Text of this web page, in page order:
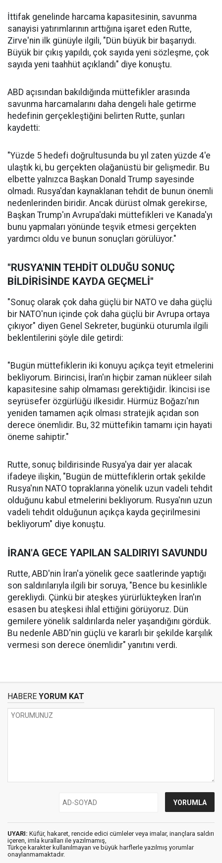
İttifak genelinde harcama kapasitesinin, savunma
sanayisi yatırımlarının arttığına işaret eden Rutte,
Zirve'nin ilk günüyle ilgili, "Dün büyük bir başarıydı.
Büyük bir çıkış yapıldı, çok sayıda yeni sözleşme, çok
sayıda yeni taahhüt açıklandı" diye konuştu.
ABD açısından bakıldığında müttefikler arasında
savunma harcamalarını daha dengeli hale getirme
hedefinin gerçekleştiğini belirten Rutte, şunları
kaydetti:
"Yüzde 5 hedefi doğrultusunda bu yıl zaten yüzde 4'e
ulaştık ki, bu gerçekten olağanüstü bir gelişmedir. Bu
elbette yalnızca Başkan Donald Trump sayesinde
olmadı. Rusya'dan kaynaklanan tehdit de bunun önemli
nedenlerinden biridir. Ancak dürüst olmak gerekirse,
Başkan Trump'ın Avrupa'daki müttefikleri ve Kanada'yı
bunu yapmaları yönünde teşvik etmesi gerçekten
yardımcı oldu ve bunun sonuçları görülüyor."
"RUSYA'NIN TEHDİT OLDUĞU SONUÇ
BİLDİRİSİNDE KAYDA GEÇMELİ"
"Sonuç olarak çok daha güçlü bir NATO ve daha güçlü
bir NATO'nun içinde çok daha güçlü bir Avrupa ortaya
çıkıyor" diyen Genel Sekreter, bugünkü oturumla ilgili
beklentilerini şöyle dile getirdi:
"Bugün müttefiklerin iki konuyu açıkça teyit etmelerini
bekliyorum. Birincisi, İran'ın hiçbir zaman nükleer silah
kapasitesine sahip olmaması gerektiğidir. İkincisi ise
seyrüsefer özgürlüğü ilkesidir. Hürmüz Boğazı'nın
yeniden tamamen açık olması stratejik açıdan son
derece önemlidir. Bu, 32 müttefikin tamamı için hayati
öneme sahiptir."
Rutte, sonuç bildirisinde Rusya'ya dair yer alacak
ifadeye ilişkin, "Bugün de müttefiklerin ortak şekilde
Rusya'nın NATO topraklarına yönelik uzun vadeli tehdit
olduğunu kabul etmelerini bekliyorum. Rusya'nın uzun
vadeli tehdit olduğunun açıkça kayda geçirilmesini
bekliyorum" diye konuştu.
İRAN'A GECE YAPILAN SALDIRIYI SAVUNDU
Rutte, ABD'nin İran'a yönelik gece saatlerinde yaptığı
son saldırılarıyla ilgili bir soruya, "Bence bu kesinlikle
gerekliydi. Çünkü bir ateşkes yürürlükteyken İran'ın
esasen bu ateşkesi ihlal ettiğini görüyoruz. Dün
gemilere yönelik saldırılarda neler yaşandığını gördük.
Bu nedenle ABD'nin güçlü ve kararlı bir şekilde karşılık
vermesi son derece önemlidir" yanıtını verdi.
HABERE YORUM KAT
UYARI: Küfür, hakaret, rencide edici cümleler veya imalar, inançlara saldırı
içeren, imla kuralları ile yazılmamış,
Türkçe karakter kullanılmayan ve büyük harflerle yazılmış yorumlar
onaylanmamaktadır.